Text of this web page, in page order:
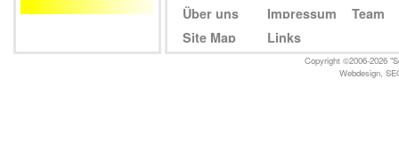
Über uns Impressum
Team
Site Map
Links
Copyright ©2006-2026
Webdesign,